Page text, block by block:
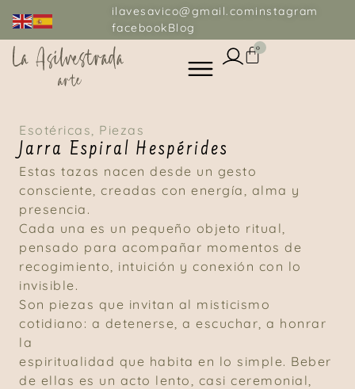
ilavesavico@gmail.cominstagram
facebookBlog
0
Esotéricas, Piezas
Jarra Espiral Hespérides
Estas tazas nacen desde un gesto
consciente, creadas con energía, alma y
presencia.
Cada una es un pequeño objeto ritual,
pensado para acompañar momentos de
recogimiento, intuición y conexión con lo
invisible.
Son piezas que invitan al misticismo
cotidiano: a detenerse, a escuchar, a honrar
la
espiritualidad que habita en lo simple. Beber
de ellas es un acto lento, casi ceremonial,